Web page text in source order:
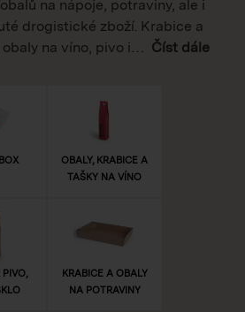
na nápoje, potraviny, ale i
drogistické zboží. Krabice a
na víno, pivo i
Číst dále
OBALY, KRABICE A
TAŠKY NA VÍNO
KRABICE A OBALY
NA POTRAVINY